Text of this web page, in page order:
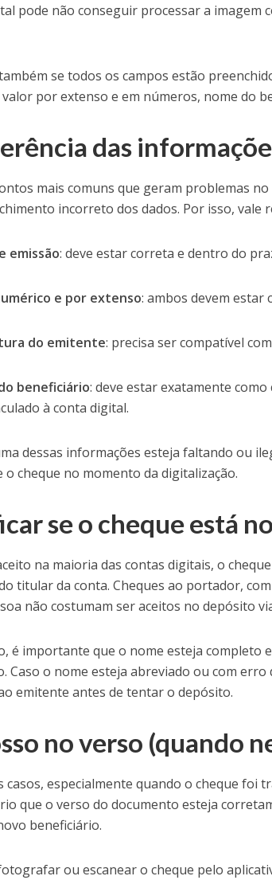
pode não conseguir processar a
se todos os campos estão
por extenso e em números, nome do
das
mais comuns que geram problemas
incorreto dos dados. Por isso, vale
emissão: deve estar correta e dentro do
e por extenso: ambos devem estar
do emitente: precisa ser compatível
beneficiário: deve estar exatamente
à conta digital.
dessas informações esteja faltando ou
o cheque no momento da digitalização.
se o cheque está
na maioria das contas digitais, o
titular da conta. Cheques ao portador,
não costumam ser aceitos no depósito
é importante que o nome esteja completo
Caso o nome esteja abreviado ou com
emitente antes de tentar o depósito.
no verso (quando
casos, especialmente quando o cheque foi
que o verso do documento esteja
beneficiário.
ou escanear o cheque pelo